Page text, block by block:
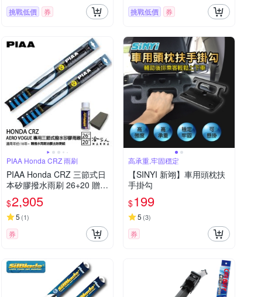
挑戰低價 券 挑戰低價 券
PIAA Honda CRZ 雨刷
PIAA Honda CRZ 三節式日
本矽膠撥水雨刷 26+20 贈油
膜去除劑 10~年 本田 CRZ
哈家人
$2,905
5 (1)
券
高承重,牢固穩定
【SINYI 新翊】車用頭枕扶
手掛勾
$199
5 (3)
券